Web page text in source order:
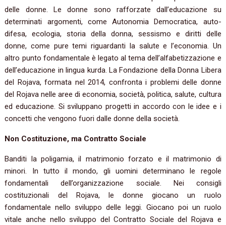
delle donne. Le donne sono rafforzate dall’educazione su
determinati argomenti, come Autonomia Democratica, auto-
difesa, ecologia, storia della donna, sessismo e diritti delle
donne, come pure temi riguardanti la salute e l’economia. Un
altro punto fondamentale è legato al tema dell’alfabetizzazione e
dell’educazione in lingua kurda. La Fondazione della Donna Libera
del Rojava, formata nel 2014, confronta i problemi delle donne
del Rojava nelle aree di economia, società, politica, salute, cultura
ed educazione. Si sviluppano progetti in accordo con le idee e i
concetti che vengono fuori dalle donne della società.
Non Costituzione, ma Contratto Sociale
Banditi la poligamia, il matrimonio forzato e il matrimonio di
minori. In tutto il mondo, gli uomini determinano le regole
fondamentali dell’organizzazione sociale. Nei consigli
costituzionali del Rojava, le donne giocano un ruolo
fondamentale nello sviluppo delle leggi. Giocano poi un ruolo
vitale anche nello sviluppo del Contratto Sociale del Rojava e